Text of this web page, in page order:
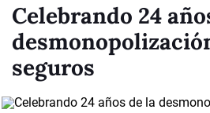
Celebrando 24
seguros